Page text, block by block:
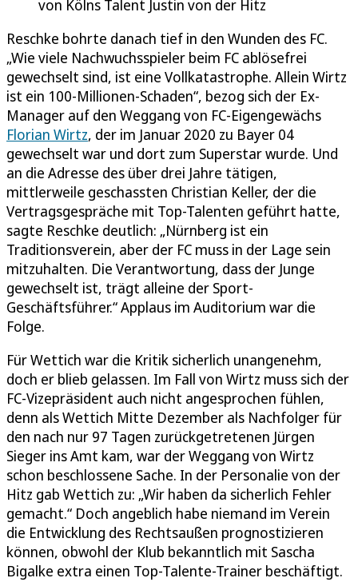
von Kölns Talent Justin von der Hitz
Reschke bohrte danach tief in den Wunden des FC.
„Wie viele Nachwuchsspieler beim FC ablösefrei
gewechselt sind, ist eine Vollkatastrophe. Allein Wirtz
ist ein 100-Millionen-Schaden“, bezog sich der Ex-
Manager auf den Weggang von FC-Eigengewächs
Florian Wirtz, der im Januar 2020 zu Bayer 04
gewechselt war und dort zum Superstar wurde. Und
an die Adresse des über drei Jahre tätigen,
mittlerweile geschassten Christian Keller, der die
Vertragsgespräche mit Top-Talenten geführt hatte,
sagte Reschke deutlich: „Nürnberg ist ein
Traditionsverein, aber der FC muss in der Lage sein
mitzuhalten. Die Verantwortung, dass der Junge
gewechselt ist, trägt alleine der Sport-
Geschäftsführer.“ Applaus im Auditorium war die
Folge.
Für Wettich war die Kritik sicherlich unangenehm,
doch er blieb gelassen. Im Fall von Wirtz muss sich der
FC-Vizepräsident auch nicht angesprochen fühlen,
denn als Wettich Mitte Dezember als Nachfolger für
den nach nur 97 Tagen zurückgetretenen Jürgen
Sieger ins Amt kam, war der Weggang von Wirtz
schon beschlossene Sache. In der Personalie von der
Hitz gab Wettich zu: „Wir haben da sicherlich Fehler
gemacht.“ Doch angeblich habe niemand im Verein
die Entwicklung des Rechtsaußen prognostizieren
können, obwohl der Klub bekanntlich mit Sascha
Bigalke extra einen Top-Talente-Trainer beschäftigt.